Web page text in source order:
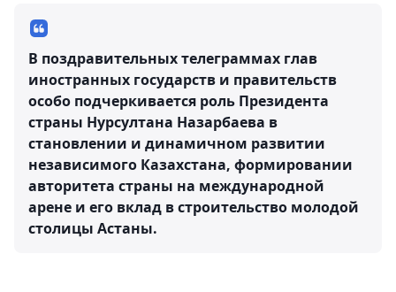
В поздравительных телеграммах глав
иностранных государств и правительств
особо подчеркивается роль Президента
страны Нурсултана Назарбаева в
становлении и динамичном развитии
независимого Казахстана, формировании
авторитета страны на международной
арене и его вклад в строительство молодой
столицы Астаны.